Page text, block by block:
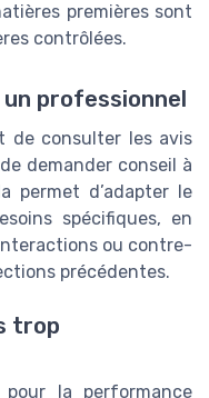
premières sont
contrôlées.
professionnel
de consulter les avis
demander conseil à
permet d’adapter le
spécifiques, en
ou contre-
précédentes.
trop
pour la performance